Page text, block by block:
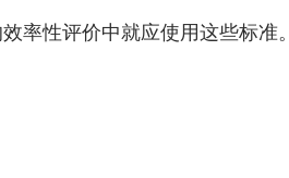
率性评价中就应使用这些标准